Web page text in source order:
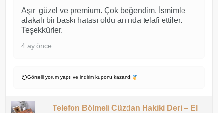
Aşırı güzel ve premium. Çok beğendim. İsmimle
alakalı bir baskı hatası oldu anında telafi ettiler.
Teşekkürler.
4 ay önce
Görselli yorum yaptı ve indirim kuponu kazandı
Telefon Bölmeli Cüzdan Hakiki Deri – El